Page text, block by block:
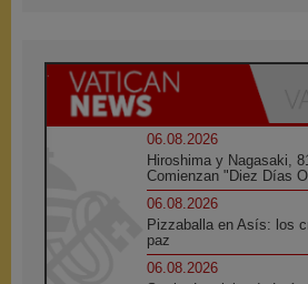
06.08.2026
Hiroshima y Nagasaki,
Comienzan "Diez Días
06.08.2026
Pizzaballa en Asís: los
paz
06.08.2026